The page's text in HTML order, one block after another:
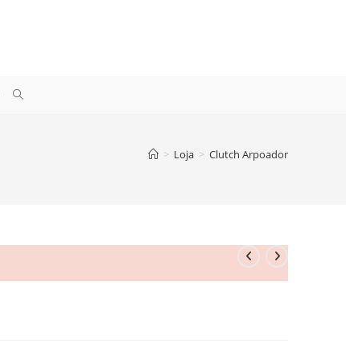
ALTERNAR
> Loja > Clutch Arpoador